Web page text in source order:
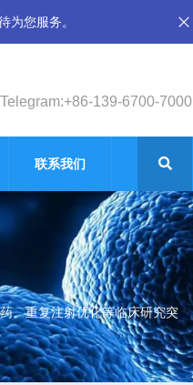
为您服务。
139-6700-7000
联系我们
、重复注射优化等临床研究突